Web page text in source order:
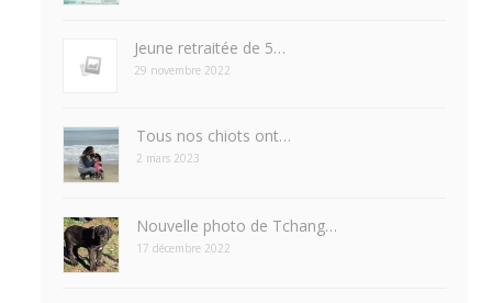
Jeune retraitée de 5…
29 novembre 2022
Tous nos chiots ont…
2 mars 2023
Nouvelle photo de Tchang…
17 décembre 2022